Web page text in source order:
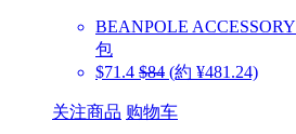
BEANPOLE ACCESSORY
包
$71.4 $84 (約 ¥481.24)
关注商品 购物车